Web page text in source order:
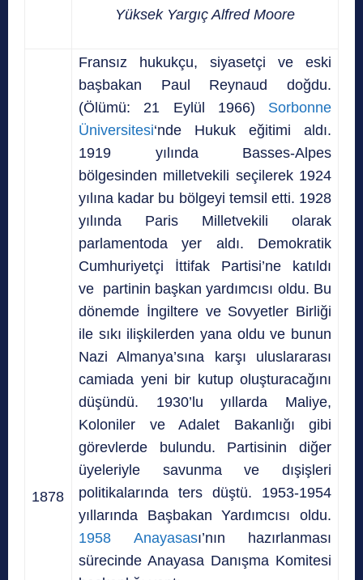
Yüksek Yargıç Alfred Moore
1878
Fransız hukukçu, siyasetçi ve eski
başbakan Paul Reynaud doğdu.
(Ölümü: 21 Eylül 1966) Sorbonne
Üniversitesi‘nde Hukuk eğitimi aldı.
1919 yılında Basses-Alpes
bölgesinden milletvekili seçilerek 1924
yılına kadar bu bölgeyi temsil etti. 1928
yılında Paris Milletvekili olarak
parlamentoda yer aldı. Demokratik
Cumhuriyetçi İttifak Partisi’ne katıldı
ve partinin başkan yardımcısı oldu. Bu
dönemde İngiltere ve Sovyetler Birliği
ile sıkı ilişkilerden yana oldu ve bunun
Nazi Almanya’sına karşı uluslararası
camiada yeni bir kutup oluşturacağını
düşündü. 1930’lu yıllarda Maliye,
Koloniler ve Adalet Bakanlığı gibi
görevlerde bulundu. Partisinin diğer
üyeleriyle savunma ve dışişleri
politikalarında ters düştü. 1953-1954
yıllarında Başbakan Yardımcısı oldu.
1958 Anayasası’nın hazırlanması
sürecinde Anayasa Danışma Komitesi